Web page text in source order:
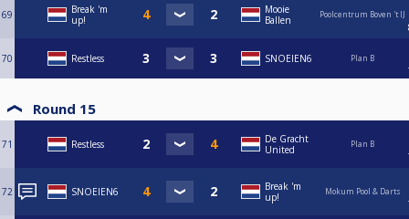
69
Break 'm
up!
Mooie
Ballen
Poolcentrum Boven 't IJ
70 Restless SNOEIEN6 Plan B
Round 15
71 Restless
De Gracht
United
Plan B
72 SNOEIEN6
Break 'm
up!
Mokum Pool & Darts